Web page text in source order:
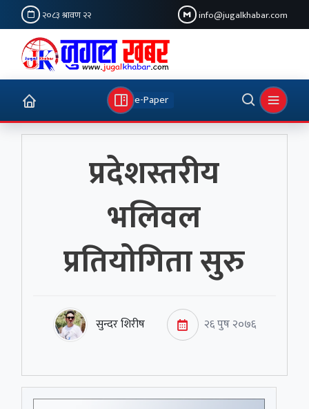
२०८३ श्रावण २२ info@jugalkhabar.com
e-Paper
प्रदेशस्तरीय
भलिवल
प्रतियोगिता सुरु
सुन्दर शिरीष २६ पुष २०७६